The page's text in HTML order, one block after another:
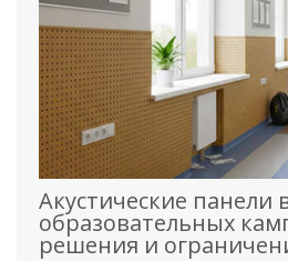
Акустические панели
образовательных
решения и